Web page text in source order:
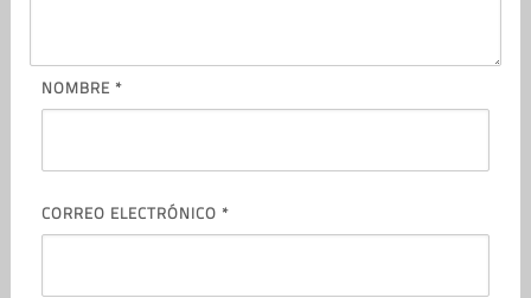
NOMBRE *
CORREO ELECTRÓNICO *